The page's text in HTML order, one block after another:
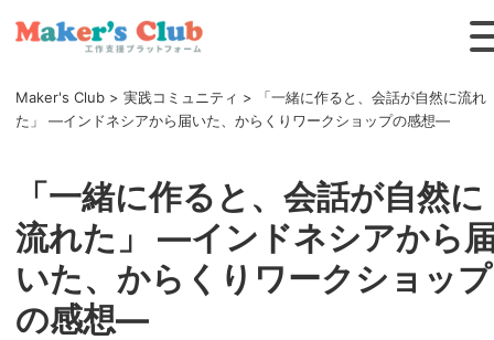
Maker's Club >実践コミュニティ >
「一緒に作ると、会話が自然に流れ
た」 ―インドネシアから届いた、からくりワークショップの感想―
「一緒に作ると、会話が自然に
流れた」 ―インドネシアから
いた、からくりワークショップ
の感想―